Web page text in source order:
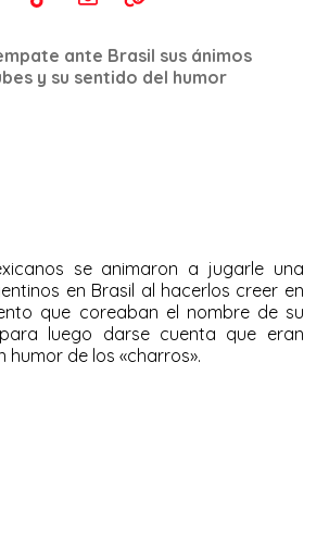
ante Brasil sus ánimos
y su sentido del humor
se animaron a jugarle una
en Brasil al hacerlos creer en
que coreaban el nombre de su
luego darse cuenta que eran
humor de los «charros».